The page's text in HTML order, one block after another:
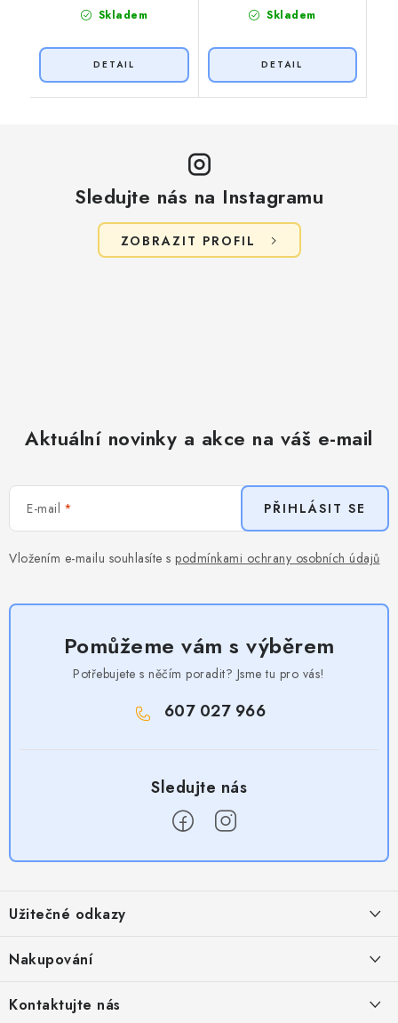
Skladem Skladem
Sledujte nás na Instagramu
ZOBRAZIT PROFIL
Aktuální novinky a akce na váš e-mail
E-mail
Vložením e-mailu souhlasíte s podmínkami ochrany osobních údajů
PŘIHLÁSIT SE
Pomůžeme vám s výběrem
Potřebujete s něčím poradit? Jsme tu pro vás!
607 027 966
p
a
Užitečné odkazy
Provizní systém
Nakupování
Kontaktujte nás